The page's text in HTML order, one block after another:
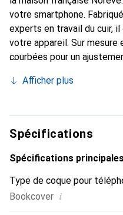
votre smartphone.
experts en travail du cuir,
votre appareil. Sur
courbées pour un
marque Noreve est
excellent choix pour le
Afficher plus
Spécifications
Spécifications principales
Type de coque pour
Bookcover i